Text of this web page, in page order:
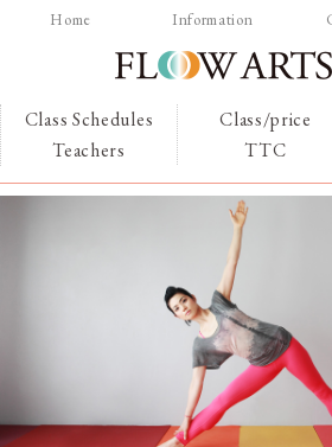
Home Information
FLOW ARTS
India フローア
Class Schedules Class/price
Teachers
TTC